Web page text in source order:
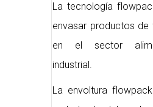
La tecnología
envasar productos
en el sector
industrial.
La envoltura